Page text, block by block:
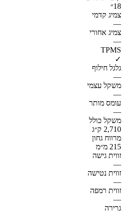
18״
צמיג קדמי
—
צמיג אחורי
—
TPMS
✓
גלגל חילוף
—
משקל עצמי
—
עומס מותר
—
משקל כולל
2,710 ק״ג
מרווח גחון
215 מ״מ
זווית גישה
—
זווית נטישה
—
זווית רמפה
—
גרירה